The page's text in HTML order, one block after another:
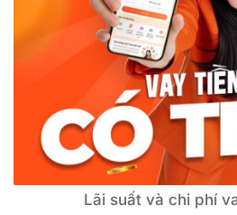
Lãi suất và chi phí